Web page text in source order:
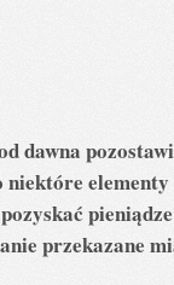
dawna
elementy
przekazane